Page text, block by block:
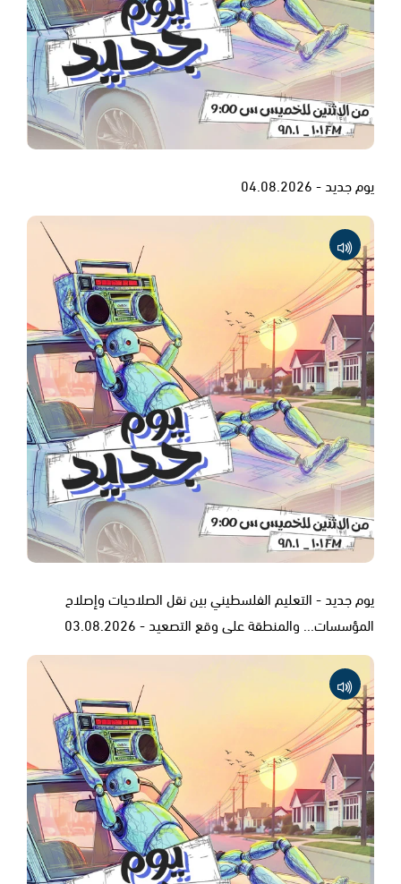
يوم جديد - 04.08.2026
يوم جديد - التعليم الفلسطيني بين نقل الصلاحيات وإصلاح
المؤسسات... والمنطقة على وقع التصعيد - 03.08.2026